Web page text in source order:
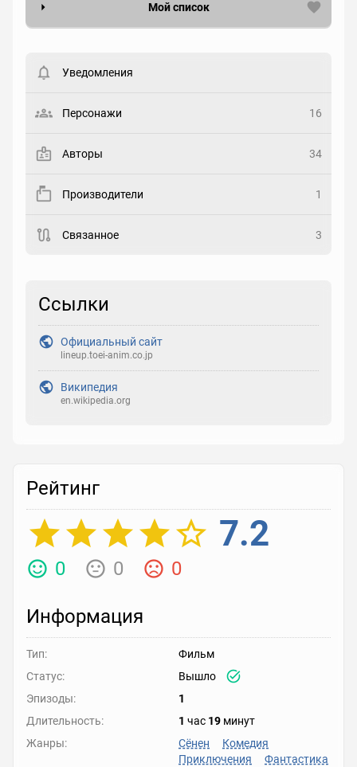
Мой список
Статус
Рейтинг
Реакция
Уведомления
Персонажи 16
Авторы 34
Производители 1
Связанное 3
Ссылки
Официальный сайт
lineup.toei-anim.co.jp
Википедия
en.wikipedia.org
Рейтинг
7.2
0 0 0
Информация
Тип:
Фильм
Статус:
Вышло
Эпизоды:
1
Длительность:
1 час 19 минут
Жанры:
Сёнен
Комедия
Приключения
Фантастика